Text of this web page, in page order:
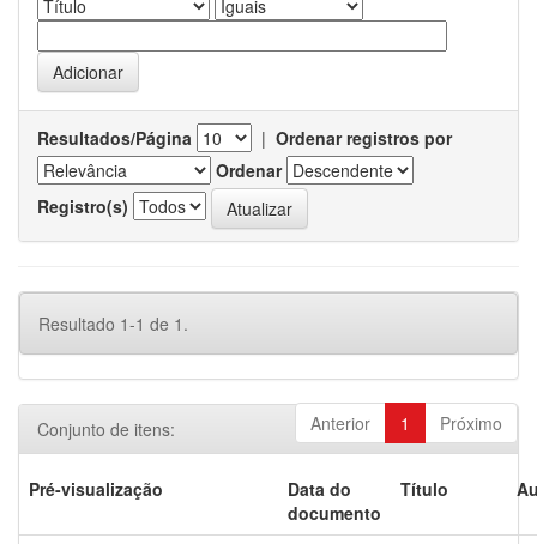
Resultados/Página | Ordenar registros por
Ordenar
Registro(s)
Resultado 1-1 de 1.
Anterior 1 Próximo
Conjunto de itens:
Pré-visualização
Data do
documento
Título